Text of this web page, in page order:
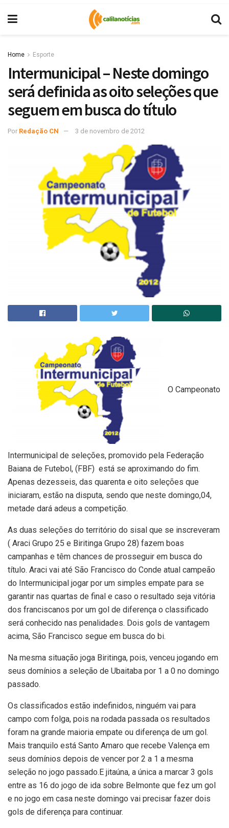
Home Esporte
Intermunicipal – Neste domingo
será definida as oito seleções que
seguem em busca do título
Por Redação CN 3 de novembro de 2012
O Campeonato
Intermunicipal de seleções, promovido pela Federação
Baiana de Futebol, (FBF) está se aproximando do fim.
Apenas dezesseis, das quarenta e oito seleções que
iniciaram, estão na disputa, sendo que neste domingo,04,
metade dará adeus a competição.
As duas seleções do território do sisal que se inscreveram
( Araci Grupo 25 e Biritinga Grupo 28) fazem boas
campanhas e têm chances de prosseguir em busca do
título. Araci vai até São Francisco do Conde atual campeão
do Intermunicipal jogar por um simples empate para se
garantir nas quartas de final e caso o resultado seja vitória
dos franciscanos por um gol de diferença o classificado
será conhecido nas penalidades. Dois gols de vantagem
acima, São Francisco segue em busca do bi.
Na mesma situação joga Biritinga, pois, venceu jogando em
seus domínios a seleção de Ubaitaba por 1 a 0 no domingo
passado.
Os classificados estão indefinidos, ninguém vai para
campo com folga, pois na rodada passada os resultados
foram na grande maioria empate ou diferença de um gol.
Mais tranquilo está Santo Amaro que recebe Valença em
seus domínios depois de vencer por 2 a 1 a mesma
seleção no jogo passado.E jitaúna, a única a marcar 3 gols
entre as 16 do jogo de ida sobre Belmonte que fez um gol
e no jogo em casa neste domingo vai precisar fazer dois
gols de diferença para continuar.